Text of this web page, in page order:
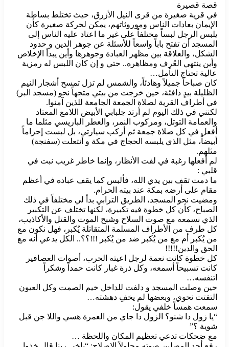
قصة قصيرة
في قرية صغيرة من قرى النيل الأزرق، حيث تختلط بساطة
الإيمان بعادات الناس وموروثاتهم، يمكن لحركة صغيرة كأن
يلبس الرجل لبساً مختلفاً على غير ما اعتاد عليه الناس إلى
المسجد أن تفتح باباً واسعاً للأسئلة عن جوهر الدين و حدود
الشكل، والعلاقة بين مظهر العبادة وجوهرها وأين يبدأ الإخلاص
وأين ينتهي العُرف ومظاهره.. حتي و إن كان اللبس له رمزية
عالية تحتاج التأمل…
كان صباحاً جميلاً وهادئاً، والشمس لم تزل تمسح أشجار النيم
الظليلة بيدٍ دافئة، حين خرجت من بيتي متجهاً نحو (مسجد البر)
في أطراف القرية لصلاة الجمعة الجامعة للذين آمنوا.
لكنني في ذلك اليوم لم أرتد جلبابي الأبيض اللامع المعتاد
والعمامة التوتل، ومركوب النمر، والعطر الباريسي مثلما ما
أفعل في كل صلاة جمعة ثم أركب سيارتي، بل لبست إحراماً
أبيضاً، مثل الذي يلبسه الحجاج في مكة و أنتعلت (سفنجة)
مثلهم.
لم أفعلها رغبة في لفت الأنظار، وإنما خاطر غريب نبت في
قلبي :
ما دمت تقف بين يدي الله، فألبس كما يقف عباده في أعظم
مقام على أرضه بمكة عند بيته الحرام.
ومضيت نحو المسجد، الطريق الترابي بدأ لي مختلفاً في ذلك
الصباح، كأن كل خطوة فيه تكبيرة، لكنها تختلف عن التكبير
الذي نسمعه مع صوت السلاح وشبح الموت والقتل والأكاذيب،
كل طرف من الأطراف المسلمة المتقاتلة يُكبر، فهل نكون مع
من يُكبر أم مع من يُكبر ضد من يُكبر !!!؟؟.. الكل يدعي أنه مع
الحق والدين!!!!!
كل خطوة كانت نعمة لرجل اعيته الحرب، أصوات العصافير
كانت تسبيحاً أسمعه، وكل ذرة غبار كانت حمداً وشكراً
اتنفسه…
حين وصلت المسجد و دلفت للداخل خيم الصمت وكل العيون
التفتت نحوي، وبعضها لم يخفِ دهشته…
سمعت همساً خلفي يقول:
“يا زول دا شنو؟ الزول دا جاي من العمرة هسي واللا جن قبل
شوية ؟”
مع ضحكات تدعي تعظيم المكان واللحظة …